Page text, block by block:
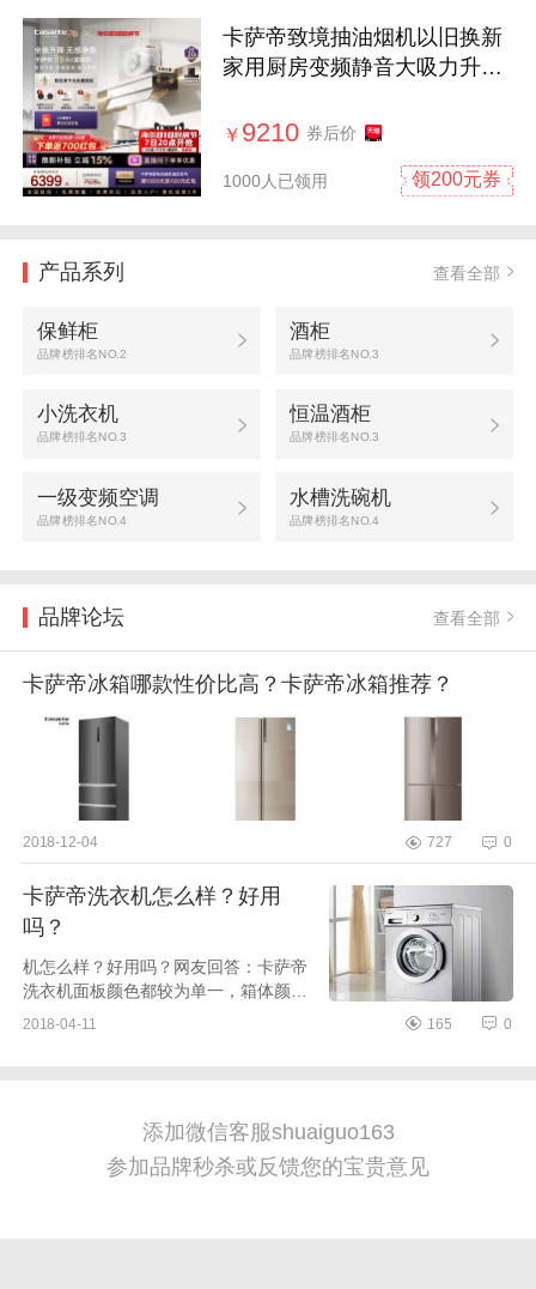
卡萨帝致境抽油烟机以旧换新
家用厨房变频静音大吸力升降
￥ 9210 券后价
1000人已领用 领200元券
产品系列 查看全部
保鲜柜
品牌榜排名NO.2
酒柜
品牌榜排名NO.3
小洗衣机
品牌榜排名NO.3
恒温酒柜
品牌榜排名NO.3
一级变频空调
品牌榜排名NO.4
水槽洗碗机
品牌榜排名NO.4
品牌论坛 查看全部
卡萨帝冰箱哪款性价比高？卡萨帝冰箱推荐？
2018-12-04 727 0
卡萨帝洗衣机怎么样？好用
吗？
机怎么样？好用吗？网友回答：卡萨帝
洗衣机面板颜色都较为单一，箱体颜色
多与面板颜色相一致，整体升级简约大
2018-04-11 165 0
添加微信客服shuaiguo163
参加品牌秒杀或反馈您的宝贵意见